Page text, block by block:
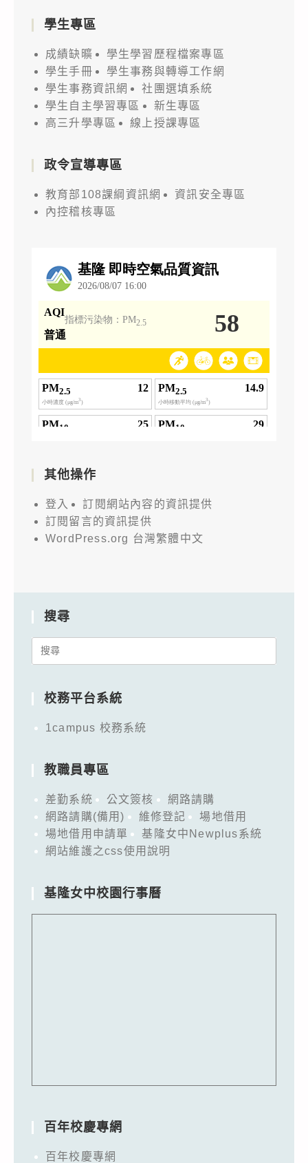
學生專區
成績缺曠
學生學習歷程檔案專區
學生手冊
學生事務與轉導工作網
學生事務資訊網
社團選填系統
學生自主學習專區
新生專區
高三升學專區
線上授課專區
政令宣導專區
教育部108課綱資訊網
資訊安全專區
內控稽核專區
其他操作
登入
訂閱網站內容的資訊提供
訂閱留言的資訊提供
WordPress.org 台灣繁體中文
搜尋
Search
校務平台系統
1campus 校務系統
教職員專區
差勤系統 公文簽核
網路請購
網路請購(備用)
維修登記
場地借用
場地借用申請單
基隆女中Newplus系統
網站維護之css使用說明
基隆女中校園行事曆
百年校慶專網
百年校慶專網